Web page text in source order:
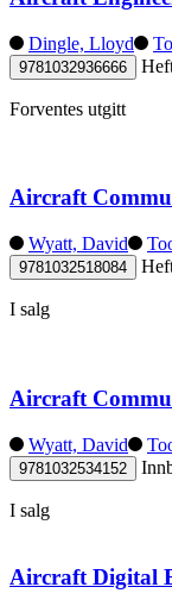
Dingle, Lloyd
9781032936666
Forventes utgitt
Aircraft
Wyatt, David
9781032518084
I salg
Aircraft
Wyatt, David
9781032534152
I salg
Aircraft Digital